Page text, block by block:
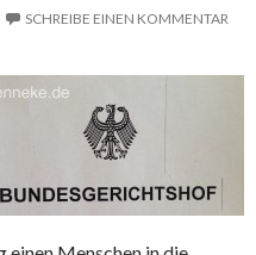
SCHREIBE EINEN KOMMENTAR